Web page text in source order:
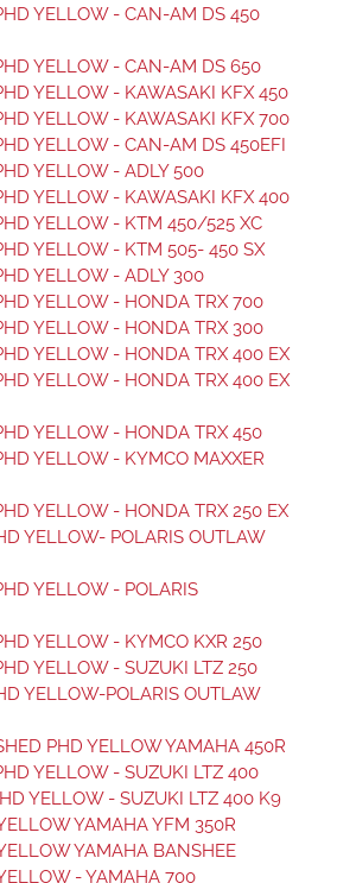
YELLOW - CAN-AM DS 450
YELLOW - CAN-AM DS 650
YELLOW - KAWASAKI KFX 450
YELLOW - KAWASAKI KFX 700
YELLOW - CAN-AM DS 450EFI
YELLOW - ADLY 500
YELLOW - KAWASAKI KFX 400
YELLOW - KTM 450/525 XC
YELLOW - KTM 505- 450 SX
YELLOW - ADLY 300
YELLOW - HONDA TRX 700
YELLOW - HONDA TRX 300
YELLOW - HONDA TRX 400 EX
YELLOW - HONDA TRX 400 EX
YELLOW - HONDA TRX 450
YELLOW - KYMCO MAXXER
YELLOW - HONDA TRX 250 EX
YELLOW- POLARIS OUTLAW
YELLOW - POLARIS
YELLOW - KYMCO KXR 250
YELLOW - SUZUKI LTZ 250
YELLOW-POLARIS OUTLAW
PHD YELLOW YAMAHA 450R
YELLOW - SUZUKI LTZ 400
YELLOW - SUZUKI LTZ 400 K9
YAMAHA YFM 350R
YAMAHA BANSHEE
- YAMAHA 700